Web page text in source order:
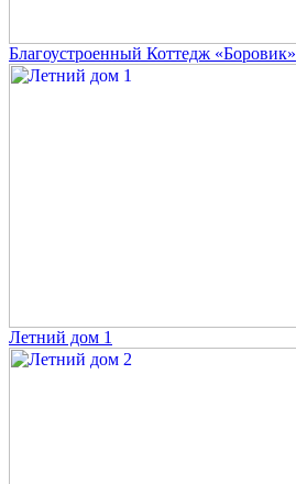
Благоустроенный Коттедж «Боровик»
Летний дом 1